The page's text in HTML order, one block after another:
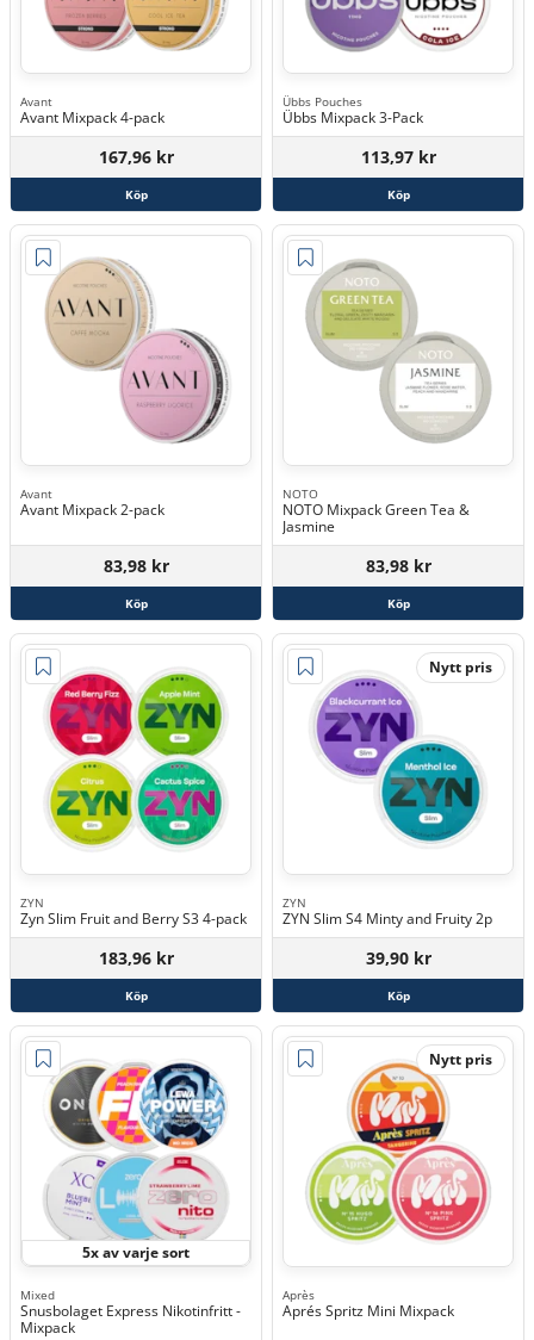
Avant
Avant Mixpack 4-pack
167,96 kr
Köp
Übbs Pouches
Übbs Mixpack 3-Pack
113,97 kr
Köp
Avant
Avant Mixpack 2-pack
83,98 kr
Köp
NOTO
NOTO Mixpack Green Tea &
Jasmine
83,98 kr
Köp
ZYN
Zyn Slim Fruit and Berry S3 4-pack
183,96 kr
Köp
Nytt pris
ZYN
ZYN Slim S4 Minty and Fruity 2p
39,90 kr
Köp
5x av varje sort
Mixed
Snusbolaget Express Nikotinfritt -
Mixpack
Nytt pris
Après
Aprés Spritz Mini Mixpack